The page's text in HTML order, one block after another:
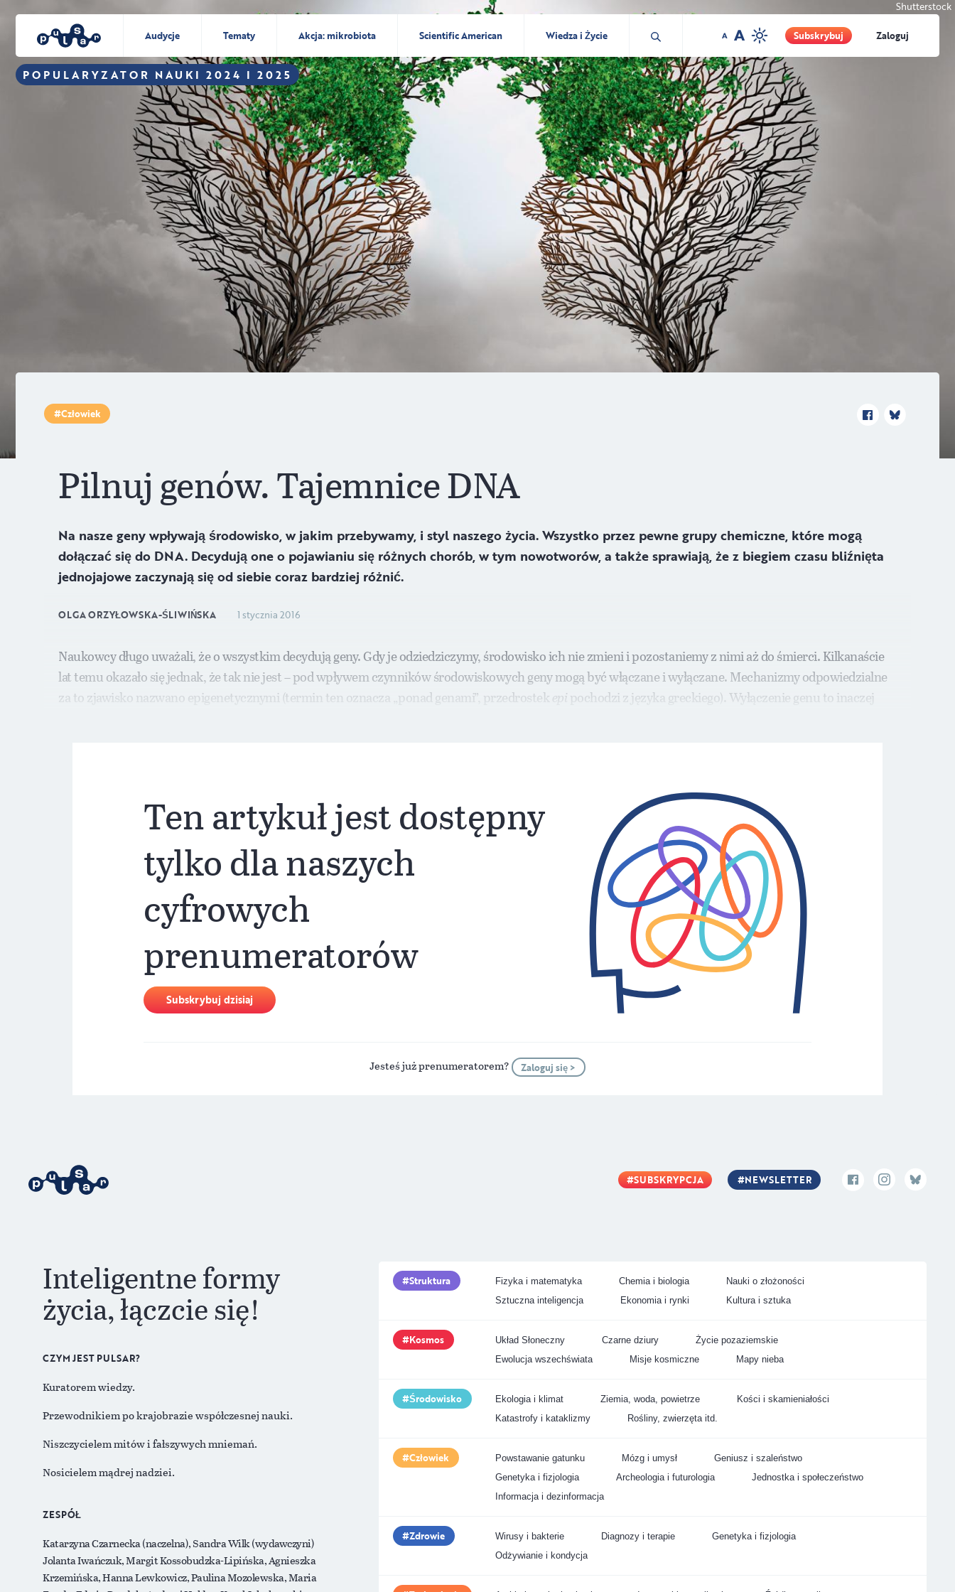
POPULARYZATOR NAUKI 2024 I 2025
Audycje Tematy Akcja: mikrobiota Scientific American Wiedza i Życie Subskrybuj Zaloguj
Shutterstock
Człowiek
Pilnuj genów. Tajemnice DNA
Na nasze geny wpływają środowisko, w jakim przebywamy, i styl naszego życia. Wszystko przez pewne grupy chemiczne, które mogą
dołączać się do DNA. Decydują one o pojawianiu się różnych chorób, w tym nowotworów, a także sprawiają, że z biegiem czasu bliźnięta
jednojajowe zaczynają się od siebie coraz bardziej różnić.
OLGA ORZYŁOWSKA-ŚLIWIŃSKA 1 stycznia 2016
Naukowcy długo uważali, że o wszystkim decydują geny. Gdy je odziedziczymy, środowisko ich nie zmieni i pozostaniemy z nimi aż do śmierci. Kilkanaście
lat temu okazało się jednak, że tak nie jest – pod wpływem czynników środowiskowych geny mogą być włączane i wyłączane. Mechanizmy odpowiedzialne
za to zjawisko nazwano epigenetycznymi (termin ten oznacza „ponad genami”, przedrostekepipochodzi z języka greckiego). Wyłączenie genu to inaczej
Ten artykuł jest dostępny
tylko dla naszych
cyfrowych
prenumeratorów
Subskrybuj dzisiaj
Jesteś już prenumeratorem? Zaloguj się >
SUBSKRYPCJA NEWSLETTER
Inteligentne formy
życia, łączcie się!
CZYM JEST PULSAR?
Kuratorem wiedzy.
Przewodnikiem po krajobrazie współczesnej nauki.
Niszczycielem mitów i fałszywych mniemań.
Nosicielem mądrej nadziei.
ZESPÓŁ
Katarzyna Czarnecka (naczelna), Sandra Wilk (wydawczyni)
Jolanta Iwańczuk, Margit Kossobudzka-Lipińska, Agnieszka
Krzemińska, Hanna Lewkowicz, Paulina Mozolewska, Maria
Struktura Fizyka i matematyka Chemia i biologia
Nauki o złożoności
Sztuczna inteligencja
Ekonomia i rynki Kultura i sztuka
Kosmos Układ Słoneczny Czarne dziury
Życie pozaziemskie
Ewolucja wszechświata
Misje kosmiczne Mapy nieba
Środowisko Ekologia i klimat Ziemia, woda, powietrze
Kości i skamieniałości
Katastrofy i kataklizmy
Rośliny, zwierzęta itd.
Człowiek Powstawanie gatunku Mózg i umysł
Geniusz i szaleństwo
Genetyka i fizjologia
Archeologia i futurologia
Jednostka i społeczeństwo
Informacja i dezinformacja
Zdrowie Wirusy i bakterie Diagnozy i terapie
Genetyka i fizjologia
Odżywianie i kondycja